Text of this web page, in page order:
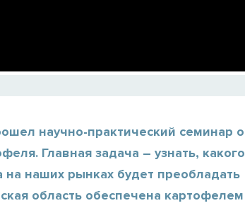
научно-практический семинар о
Главная задача – узнать, какого
на наших рынках будет преобладать
область обеспечена картофелем